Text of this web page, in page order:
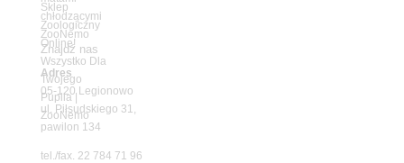
Znajdź nas
Adres
05-120 Legionowo
ul. Piłsudskiego 31,
pawilon 134
tel./fax. 22 784 71 96